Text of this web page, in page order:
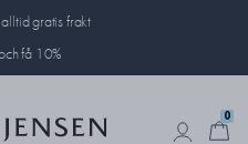
gratis frakt
få 10%
0